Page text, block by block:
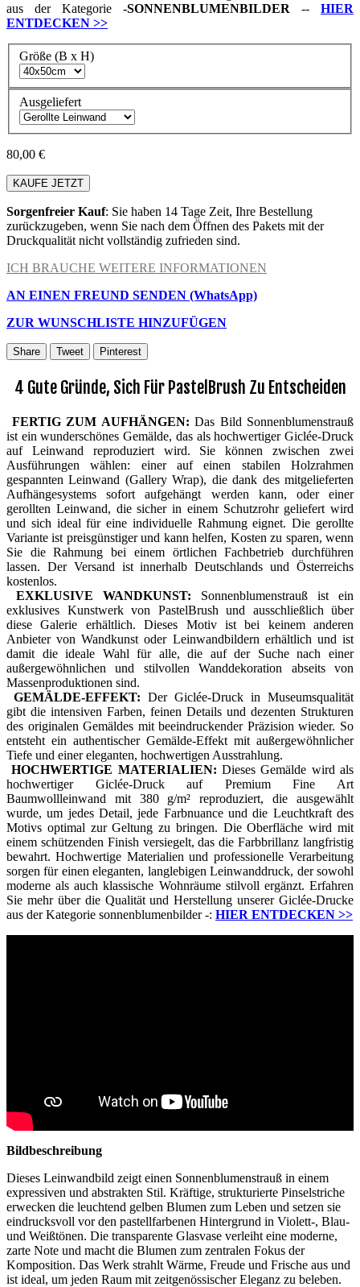
aus der Kategorie -SONNENBLUMENBILDER -- HIER
ENTDECKEN >>
Größe (B x H)
Ausgeliefert
80,00 €
KAUFE JETZT
Sorgenfreier Kauf: Sie haben 14 Tage Zeit, Ihre Bestellung
zurückzugeben, wenn Sie nach dem Öffnen des Pakets mit der
Druckqualität nicht vollständig zufrieden sind.
ICH BRAUCHE WEITERE INFORMATIONEN
AN EINEN FREUND SENDEN (WhatsApp)
ZUR WUNSCHLISTE HINZUFÜGEN
Share Tweet Pinterest
4 Gute Gründe, Sich Für PastelBrush Zu Entscheiden
FERTIG ZUM AUFHÄNGEN: Das Bild Sonnenblumenstrauß
ist ein wunderschönes Gemälde, das als hochwertiger Giclée-Druck
auf Leinwand reproduziert wird. Sie können zwischen zwei
Ausführungen wählen: einer auf einen stabilen Holzrahmen
gespannten Leinwand (Gallery Wrap), die dank des mitgelieferten
Aufhängesystems sofort aufgehängt werden kann, oder einer
gerollten Leinwand, die sicher in einem Schutzrohr geliefert wird
und sich ideal für eine individuelle Rahmung eignet. Die gerollte
Variante ist preisgünstiger und kann helfen, Kosten zu sparen, wenn
Sie die Rahmung bei einem örtlichen Fachbetrieb durchführen
lassen. Der Versand ist innerhalb Deutschlands und Österreichs
kostenlos.
EXKLUSIVE WANDKUNST: Sonnenblumenstrauß ist ein
exklusives Kunstwerk von PastelBrush und ausschließlich über
diese Galerie erhältlich. Dieses Motiv ist bei keinem anderen
Anbieter von Wandkunst oder Leinwandbildern erhältlich und ist
damit die ideale Wahl für alle, die auf der Suche nach einer
außergewöhnlichen und stilvollen Wanddekoration abseits von
Massenproduktionen sind.
GEMÄLDE-EFFEKT: Der Giclée-Druck in Museumsqualität
gibt die intensiven Farben, feinen Details und dezenten Strukturen
des originalen Gemäldes mit beeindruckender Präzision wieder. So
entsteht ein authentischer Gemälde-Effekt mit außergewöhnlicher
Tiefe und einer eleganten, hochwertigen Ausstrahlung.
HOCHWERTIGE MATERIALIEN: Dieses Gemälde wird als
hochwertiger Giclée-Druck auf Premium Fine Art
Baumwollleinwand mit 380 g/m² reproduziert, die ausgewählt
wurde, um jedes Detail, jede Farbnuance und die Leuchtkraft des
Motivs optimal zur Geltung zu bringen. Die Oberfläche wird mit
einem schützenden Finish versiegelt, das die Farbbrillanz langfristig
bewahrt. Hochwertige Materialien und professionelle Verarbeitung
sorgen für einen eleganten, langlebigen Leinwanddruck, der sowohl
moderne als auch klassische Wohnräume stilvoll ergänzt. Erfahren
Sie mehr über die Qualität und Herstellung unserer Giclée-Drucke
aus der Kategorie sonnenblumenbilder -: HIER ENTDECKEN >>
Bildbeschreibung
Dieses Leinwandbild zeigt einen Sonnenblumenstrauß in einem
expressiven und abstrakten Stil. Kräftige, strukturierte Pinselstriche
erwecken die leuchtend gelben Blumen zum Leben und setzen sie
eindrucksvoll vor den pastellfarbenen Hintergrund in Violett-, Blau-
und Weißtönen. Die transparente Glasvase verleiht eine moderne,
zarte Note und macht die Blumen zum zentralen Fokus der
Komposition. Das Werk strahlt Wärme, Freude und Frische aus und
ist ideal, um jeden Raum mit zeitgenössischer Eleganz zu beleben.